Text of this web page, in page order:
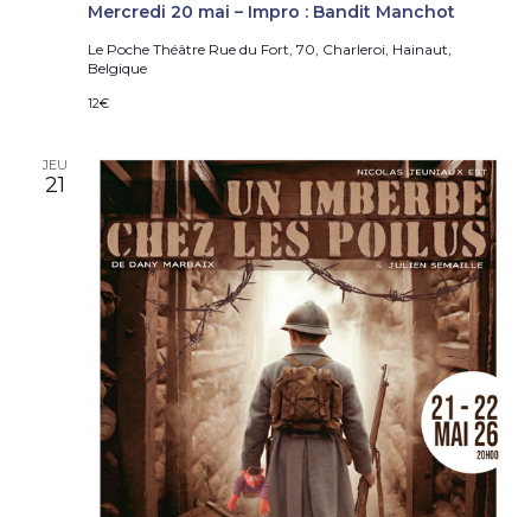
Mercredi 20 mai – Impro : Bandit Manchot
Le Poche Théâtre Rue du Fort, 70, Charleroi, Hainaut,
Belgique
12€
JEU
21